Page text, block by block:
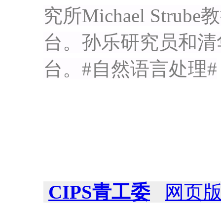
究所Michael Strube
台。孙乐研究员和
台。#自然语言处理#
CIPS青工委
网页